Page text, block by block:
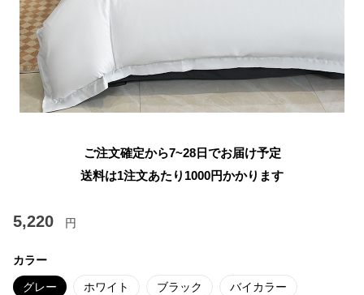
ご注文確定から7~28日でお届け予定
送料は1注文あたり 1000円かかります
5,220 円
カラー
グレー ホワイト ブラック バイカラー